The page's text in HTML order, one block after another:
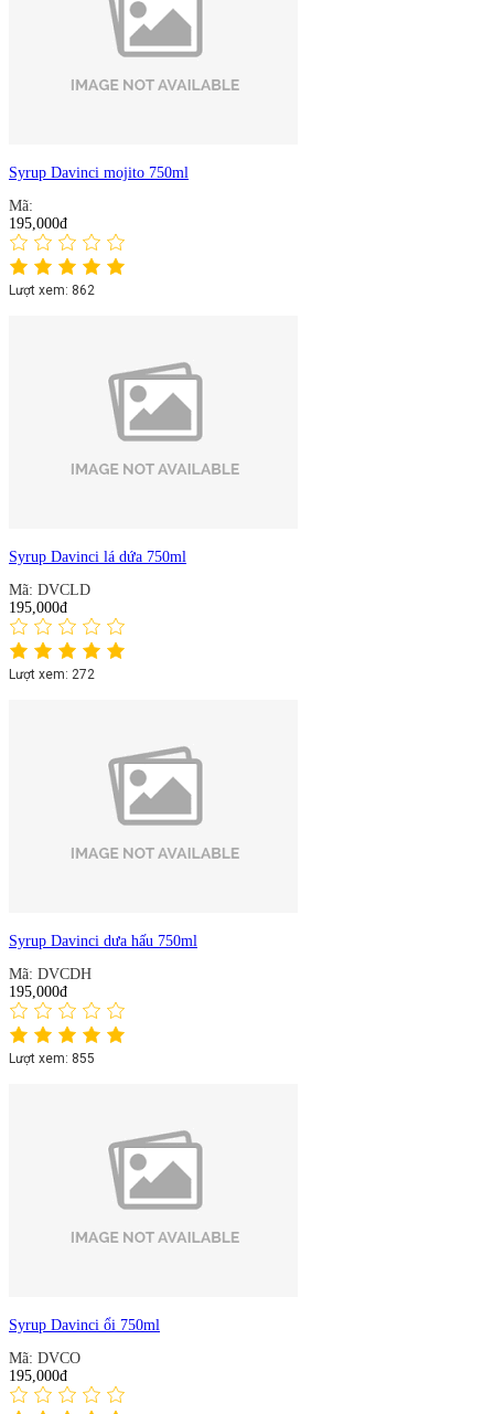
Syrup Davinci mojito 750ml
Mã:
195,000đ
Lượt xem: 862
Syrup Davinci lá dứa 750ml
Mã: DVCLD
195,000đ
Lượt xem: 272
Syrup Davinci dưa hấu 750ml
Mã: DVCDH
195,000đ
Lượt xem: 855
Syrup Davinci ổi 750ml
Mã: DVCO
195,000đ